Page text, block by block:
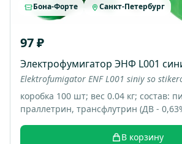
Бона-Форте Санкт-Петербург
97 ₽
Электрофумигатор ЭНФ L001
Elektrofumigator ENF L001 siniy so
коробка 100 шт; вес 0.04 кг; состав:
праллетрин, трансфлутрин (ДВ -
В корзину